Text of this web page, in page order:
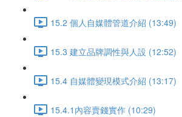
15.2 個人自媒體管道介紹 (13:49)
15.3 建立品牌調性與人設 (12:52)
15.4 自媒體變現模式介紹 (13:17)
15.4.1內容賣錢實作 (10:29)